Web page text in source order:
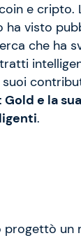
e cripto.
ha visto
che ha
e la
.
progettò